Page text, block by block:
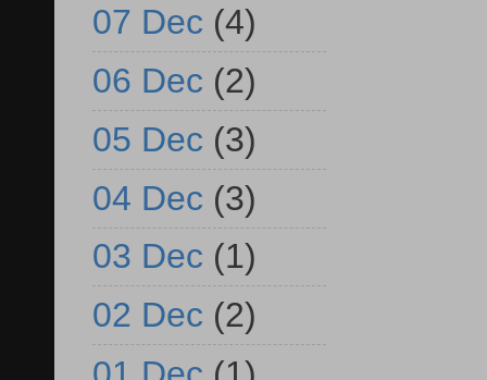
07 Dec (4)
06 Dec (2)
05 Dec (3)
04 Dec (3)
03 Dec (1)
02 Dec (2)